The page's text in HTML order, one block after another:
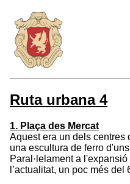
Ruta urbana 4
1. Plaça des Mercat
Aquest era un dels centres
una escultura de ferro
Paral·lelament a
l’actualitat, un poc més